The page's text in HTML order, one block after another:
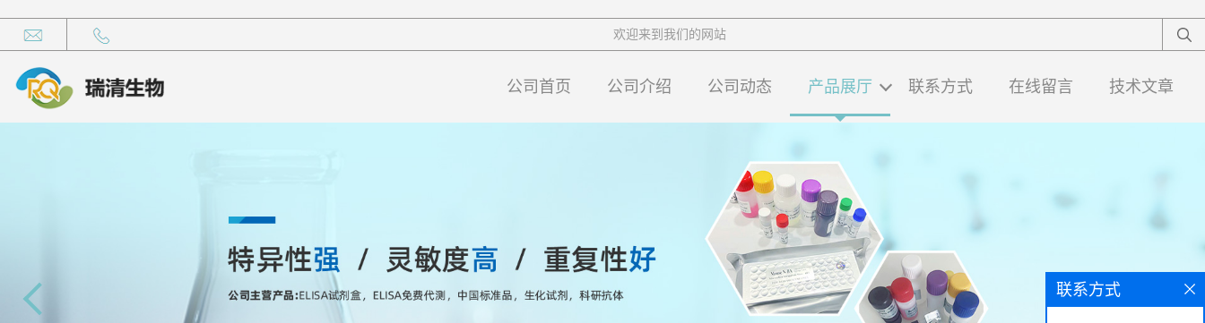
欢迎来到我们的网站
公司首页 公司介绍 公司动态 产品展厅 联系方式 在线留言 技术文章
联系方式